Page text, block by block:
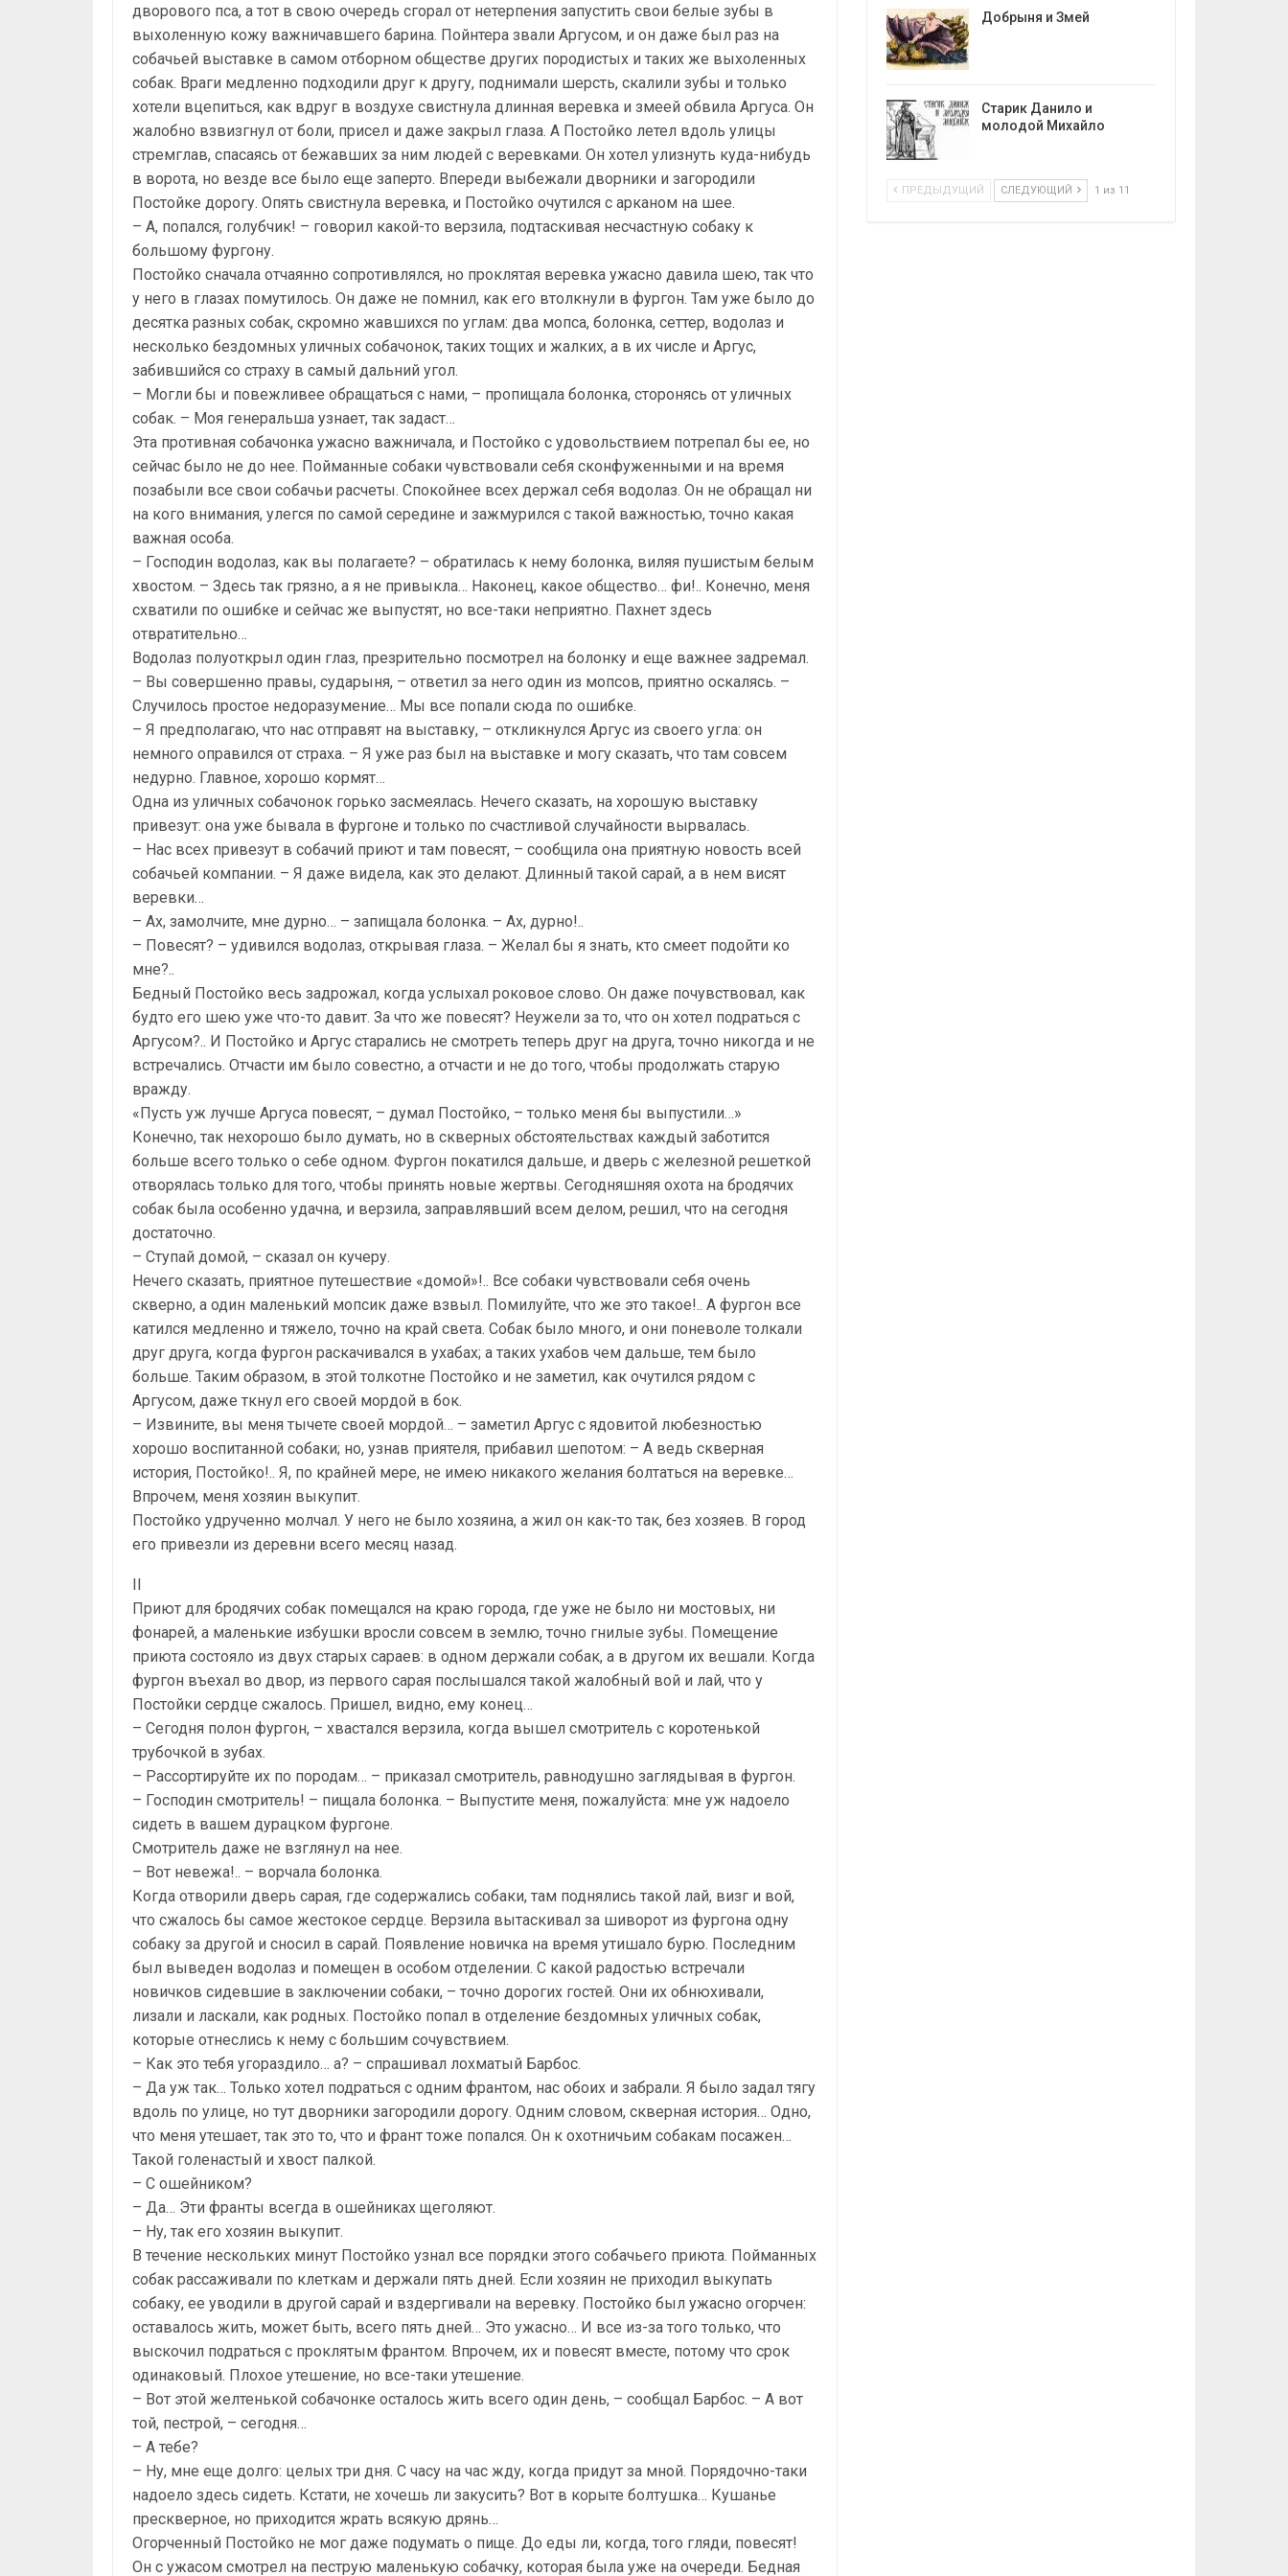
дворового пса, а тот в свою очередь сгорал от нетерпения запустить свои белые зубы в
выхоленную кожу важничавшего барина. Пойнтера звали Аргусом, и он даже был раз на
собачьей выставке в самом отборном обществе других породистых и таких же выхоленных
собак. Враги медленно подходили друг к другу, поднимали шерсть, скалили зубы и только
хотели вцепиться, как вдруг в воздухе свистнула длинная веревка и змеей обвила Аргуса. Он
жалобно взвизгнул от боли, присел и даже закрыл глаза. А Постойко летел вдоль улицы
стремглав, спасаясь от бежавших за ним людей с веревками. Он хотел улизнуть куда-нибудь
в ворота, но везде все было еще заперто. Впереди выбежали дворники и загородили
Постойке дорогу. Опять свистнула веревка, и Постойко очутился с арканом на шее.
– А, попался, голубчик! – говорил какой-то верзила, подтаскивая несчастную собаку к
большому фургону.
Постойко сначала отчаянно сопротивлялся, но проклятая веревка ужасно давила шею, так что
у него в глазах помутилось. Он даже не помнил, как его втолкнули в фургон. Там уже было до
десятка разных собак, скромно жавшихся по углам: два мопса, болонка, сеттер, водолаз и
несколько бездомных уличных собачонок, таких тощих и жалких, а в их числе и Аргус,
забившийся со страху в самый дальний угол.
– Могли бы и повежливее обращаться с нами, – пропищала болонка, сторонясь от уличных
собак. – Моя генеральша узнает, так задаст…
Эта противная собачонка ужасно важничала, и Постойко с удовольствием потрепал бы ее, но
сейчас было не до нее. Пойманные собаки чувствовали себя сконфуженными и на время
позабыли все свои собачьи расчеты. Спокойнее всех держал себя водолаз. Он не обращал ни
на кого внимания, улегся по самой середине и зажмурился с такой важностью, точно какая
важная особа.
– Господин водолаз, как вы полагаете? – обратилась к нему болонка, виляя пушистым белым
хвостом. – Здесь так грязно, а я не привыкла… Наконец, какое общество… фи!.. Конечно, меня
схватили по ошибке и сейчас же выпустят, но все-таки неприятно. Пахнет здесь
отвратительно…
Водолаз полуоткрыл один глаз, презрительно посмотрел на болонку и еще важнее задремал.
– Вы совершенно правы, сударыня, – ответил за него один из мопсов, приятно оскалясь. –
Случилось простое недоразумение… Мы все попали сюда по ошибке.
– Я предполагаю, что нас отправят на выставку, – откликнулся Аргус из своего угла: он
немного оправился от страха. – Я уже раз был на выставке и могу сказать, что там совсем
недурно. Главное, хорошо кормят…
Одна из уличных собачонок горько засмеялась. Нечего сказать, на хорошую выставку
привезут: она уже бывала в фургоне и только по счастливой случайности вырвалась.
– Нас всех привезут в собачий приют и там повесят, – сообщила она приятную новость всей
собачьей компании. – Я даже видела, как это делают. Длинный такой сарай, а в нем висят
веревки…
– Ах, замолчите, мне дурно… – запищала болонка. – Ах, дурно!..
– Повесят? – удивился водолаз, открывая глаза. – Желал бы я знать, кто смеет подойти ко
мне?..
Бедный Постойко весь задрожал, когда услыхал роковое слово. Он даже почувствовал, как
будто его шею уже что-то давит. За что же повесят? Неужели за то, что он хотел подраться с
Аргусом?.. И Постойко и Аргус старались не смотреть теперь друг на друга, точно никогда и не
встречались. Отчасти им было совестно, а отчасти и не до того, чтобы продолжать старую
вражду.
«Пусть уж лучше Аргуса повесят, – думал Постойко, – только меня бы выпустили…»
Конечно, так нехорошо было думать, но в скверных обстоятельствах каждый заботится
больше всего только о себе одном. Фургон покатился дальше, и дверь с железной решеткой
отворялась только для того, чтобы принять новые жертвы. Сегодняшняя охота на бродячих
собак была особенно удачна, и верзила, заправлявший всем делом, решил, что на сегодня
достаточно.
– Ступай домой, – сказал он кучеру.
Нечего сказать, приятное путешествие «домой»!.. Все собаки чувствовали себя очень
скверно, а один маленький мопсик даже взвыл. Помилуйте, что же это такое!.. А фургон все
катился медленно и тяжело, точно на край света. Собак было много, и они поневоле толкали
друг друга, когда фургон раскачивался в ухабах; а таких ухабов чем дальше, тем было
больше. Таким образом, в этой толкотне Постойко и не заметил, как очутился рядом с
Аргусом, даже ткнул его своей мордой в бок.
– Извините, вы меня тычете своей мордой… – заметил Аргус с ядовитой любезностью
хорошо воспитанной собаки; но, узнав приятеля, прибавил шепотом: – А ведь скверная
история, Постойко!.. Я, по крайней мере, не имею никакого желания болтаться на веревке…
Впрочем, меня хозяин выкупит.
Постойко удрученно молчал. У него не было хозяина, а жил он как-то так, без хозяев. В город
его привезли из деревни всего месяц назад.
II
Приют для бродячих собак помещался на краю города, где уже не было ни мостовых, ни
фонарей, а маленькие избушки вросли совсем в землю, точно гнилые зубы. Помещение
приюта состояло из двух старых сараев: в одном держали собак, а в другом их вешали. Когда
фургон въехал во двор, из первого сарая послышался такой жалобный вой и лай, что у
Постойки сердце сжалось. Пришел, видно, ему конец…
– Сегодня полон фургон, – хвастался верзила, когда вышел смотритель с коротенькой
трубочкой в зубах.
– Рассортируйте их по породам… – приказал смотритель, равнодушно заглядывая в фургон.
– Господин смотритель! – пищала болонка. – Выпустите меня, пожалуйста: мне уж надоело
сидеть в вашем дурацком фургоне.
Смотритель даже не взглянул на нее.
– Вот невежа!.. – ворчала болонка.
Когда отворили дверь сарая, где содержались собаки, там поднялись такой лай, визг и вой,
что сжалось бы самое жестокое сердце. Верзила вытаскивал за шиворот из фургона одну
собаку за другой и сносил в сарай. Появление новичка на время утишало бурю. Последним
был выведен водолаз и помещен в особом отделении. С какой радостью встречали
новичков сидевшие в заключении собаки, – точно дорогих гостей. Они их обнюхивали,
лизали и ласкали, как родных. Постойко попал в отделение бездомных уличных собак,
которые отнеслись к нему с большим сочувствием.
– Как это тебя угораздило… а? – спрашивал лохматый Барбос.
– Да уж так… Только хотел подраться с одним франтом, нас обоих и забрали. Я было задал тягу
вдоль по улице, но тут дворники загородили дорогу. Одним словом, скверная история… Одно,
что меня утешает, так это то, что и франт тоже попался. Он к охотничьим собакам посажен…
Такой голенастый и хвост палкой.
– С ошейником?
– Да… Эти франты всегда в ошейниках щеголяют.
– Ну, так его хозяин выкупит.
В течение нескольких минут Постойко узнал все порядки этого собачьего приюта. Пойманных
собак рассаживали по клеткам и держали пять дней. Если хозяин не приходил выкупать
собаку, ее уводили в другой сарай и вздергивали на веревку. Постойко был ужасно огорчен:
оставалось жить, может быть, всего пять дней… Это ужасно… И все из-за того только, что
выскочил подраться с проклятым франтом. Впрочем, их и повесят вместе, потому что срок
одинаковый. Плохое утешение, но все-таки утешение.
– Вот этой желтенькой собачонке осталось жить всего один день, – сообщал Барбос. – А вот
той, пестрой, – сегодня…
– А тебе?
– Ну, мне еще долго: целых три дня. С часу на час жду, когда придут за мной. Порядочно-таки
надоело здесь сидеть. Кстати, не хочешь ли закусить? Вот в корыте болтушка… Кушанье
прескверное, но приходится жрать всякую дрянь…
Огорченный Постойко не мог даже подумать о пище. До еды ли, когда, того гляди, повесят!
Он с ужасом смотрел на пеструю маленькую собачку, которая была уже на очереди. Бедная
Добрыня и Змей
Старик Данило и
молодой Михайло
ПРЕДЫДУЩИЙ СЛЕДУЮЩИЙ 1 из 11